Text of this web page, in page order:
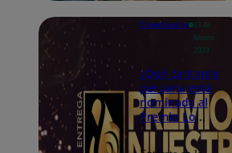
Espectáculos 23 de
febrero
2023
¿Qué cantante
peruana está
nominada al
Premio Lo
Nuestro 2023?